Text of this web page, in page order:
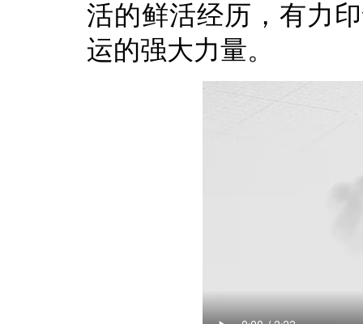
活的鲜活经历，有力
运的强大力量。